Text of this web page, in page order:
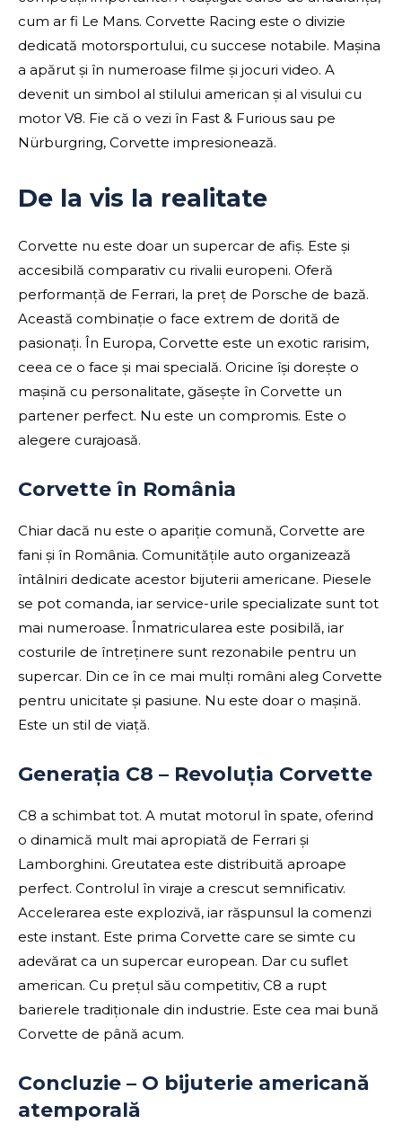
cum ar fi Le Mans. Corvette Racing este o divizie
dedicată motorsportului, cu succese notabile. Mașina
a apărut și în numeroase filme și jocuri video. A
devenit un simbol al stilului american și al visului cu
motor V8. Fie că o vezi în Fast & Furious sau pe
Nürburgring, Corvette impresionează.
De la vis la realitate
Corvette nu este doar un supercar de afiș. Este și
accesibilă comparativ cu rivalii europeni. Oferă
performanță de Ferrari, la preț de Porsche de bază.
Această combinație o face extrem de dorită de
pasionați. În Europa, Corvette este un exotic rarisim,
ceea ce o face și mai specială. Oricine își dorește o
mașină cu personalitate, găsește în Corvette un
partener perfect. Nu este un compromis. Este o
alegere curajoasă.
Corvette în România
Chiar dacă nu este o apariție comună, Corvette are
fani și în România. Comunitățile auto organizează
întâlniri dedicate acestor bijuterii americane. Piesele
se pot comanda, iar service-urile specializate sunt tot
mai numeroase. Înmatricularea este posibilă, iar
costurile de întreținere sunt rezonabile pentru un
supercar. Din ce în ce mai mulți români aleg Corvette
pentru unicitate și pasiune. Nu este doar o mașină.
Este un stil de viață.
Generația C8 – Revoluția Corvette
C8 a schimbat tot. A mutat motorul în spate, oferind
o dinamică mult mai apropiată de Ferrari și
Lamborghini. Greutatea este distribuită aproape
perfect. Controlul în viraje a crescut semnificativ.
Accelerarea este explozivă, iar răspunsul la comenzi
este instant. Este prima Corvette care se simte cu
adevărat ca un supercar european. Dar cu suflet
american. Cu prețul său competitiv, C8 a rupt
barierele tradiționale din industrie. Este cea mai bună
Corvette de până acum.
Concluzie – O bijuterie americană
atemporală